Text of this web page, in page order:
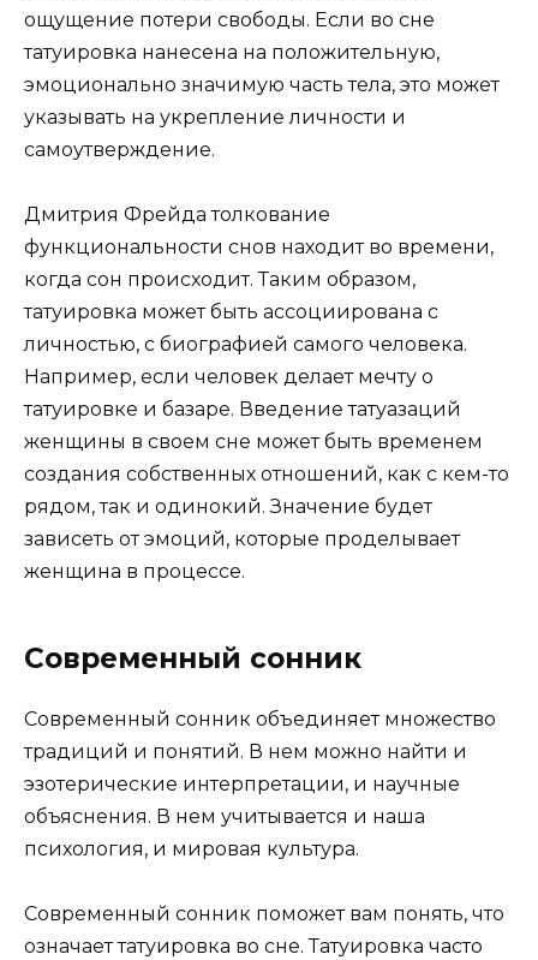
ощущение потери свободы. Если во сне
татуировка нанесена на положительную,
эмоционально значимую часть тела, это может
указывать на укрепление личности и
самоутверждение.
Дмитрия Фрейда толкование
функциональности снов находит во времени,
когда сон происходит. Таким образом,
татуировка может быть ассоциирована с
личностью, с биографией самого человека.
Например, если человек делает мечту о
татуировке и базаре. Введение татуазаций
женщины в своем сне может быть временем
создания собственных отношений, как с кем-то
рядом, так и одинокий. Значение будет
зависеть от эмоций, которые проделывает
женщина в процессе.
Современный сонник
Современный сонник объединяет множество
традиций и понятий. В нем можно найти и
эзотерические интерпретации, и научные
объяснения. В нем учитывается и наша
психология, и мировая культура.
Современный сонник поможет вам понять, что
означает татуировка во сне. Татуировка часто